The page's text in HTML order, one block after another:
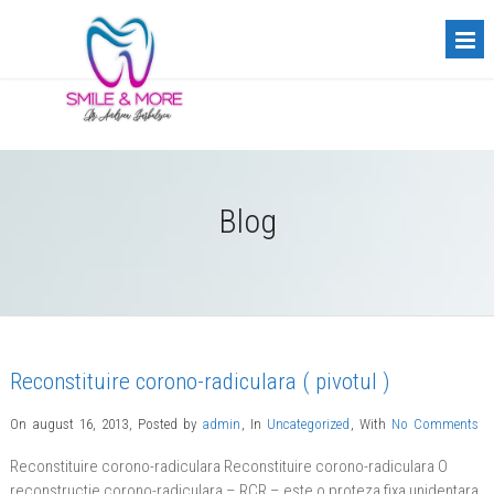
Blog
Reconstituire corono-radiculara ( pivotul )
On august 16, 2013, Posted by admin , In Uncategorized , With No Comments
Reconstituire corono-radiculara Reconstituire corono-radiculara O